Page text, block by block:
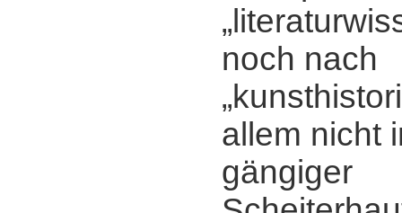
noch nach
allem nicht
gängiger